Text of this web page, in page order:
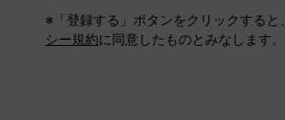
※「登録する」ボタンをクリックすると、
シー規約に同意したものとみなします。